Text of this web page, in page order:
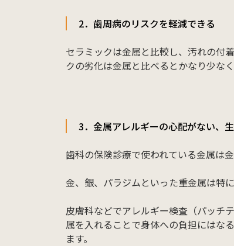
2．歯周病のリスクを軽減できる
セラミックは金属と比較し、汚れの付
クの劣化は金属と比べるとかなり少な
3．金属アレルギーの心配がない、
歯科の保険診療で使われている金属は
金、銀、パラジムといった重金属は特
皮膚科などでアレルギー検査（パッチ
属を入れることで身体への負担にはな
ます。